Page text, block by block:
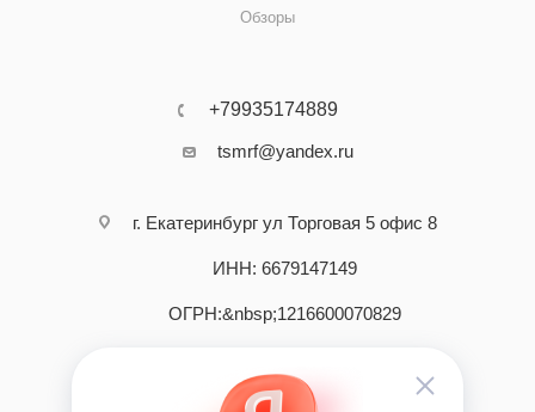
Обзоры
+79935174889
tsmrf@yandex.ru
г. Екатеринбург ул Торговая 5 офис 8
ИНН: 6679147149
ОГРН:&nbsp;1216600070829